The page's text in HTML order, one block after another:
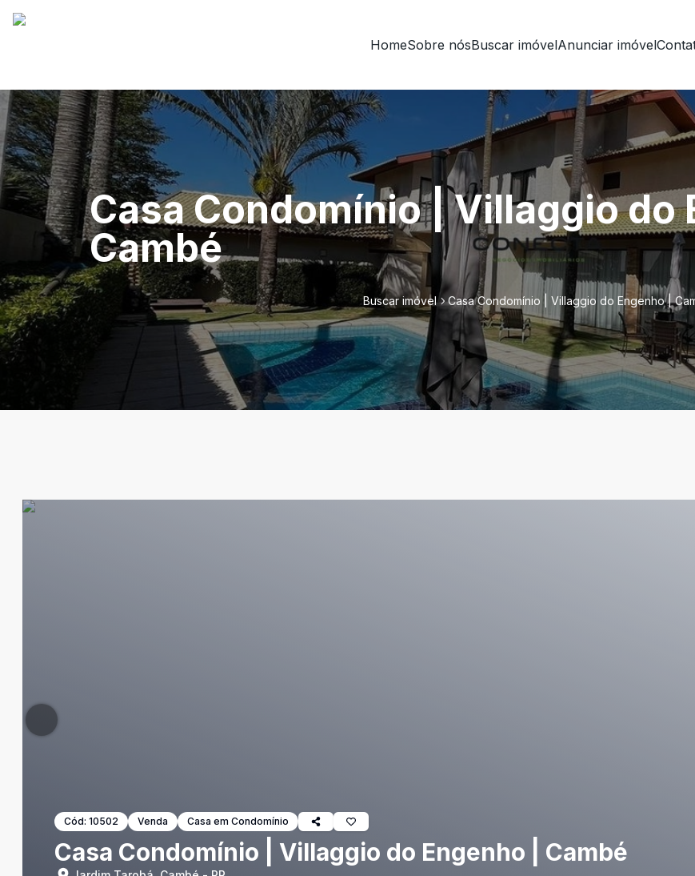
HomeSobre nósBuscar imóvelAnunciar imóvel
Casa Condomínio | Villaggio do
Cambé
Buscar imóvel Casa Condomínio | Villaggio do Engenho |
Cód: 10502 Venda Casa em Condomínio
Casa Condomínio | Villaggio do Engenho | Cambé